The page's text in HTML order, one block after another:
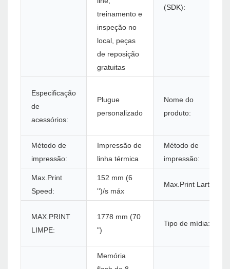
treinamento e
inspeção no
local, peças
de reposição
gratuitas
(SDK):
Especificação
de
acessórios:
Plugue
personalizado
Nome do
produto:
Método de
impressão:
Impressão de
linha térmica
Método de
impressão:
Max.Print
Speed:
152 mm (6
'')/s máx
Max.Print Larth:
MAX.PRINT
LIMPE:
1778 mm (70
")
Tipo de mídia:
Memória